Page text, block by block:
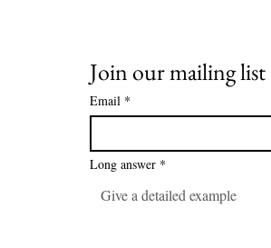
Join our mailing list
Email *
Long answer *